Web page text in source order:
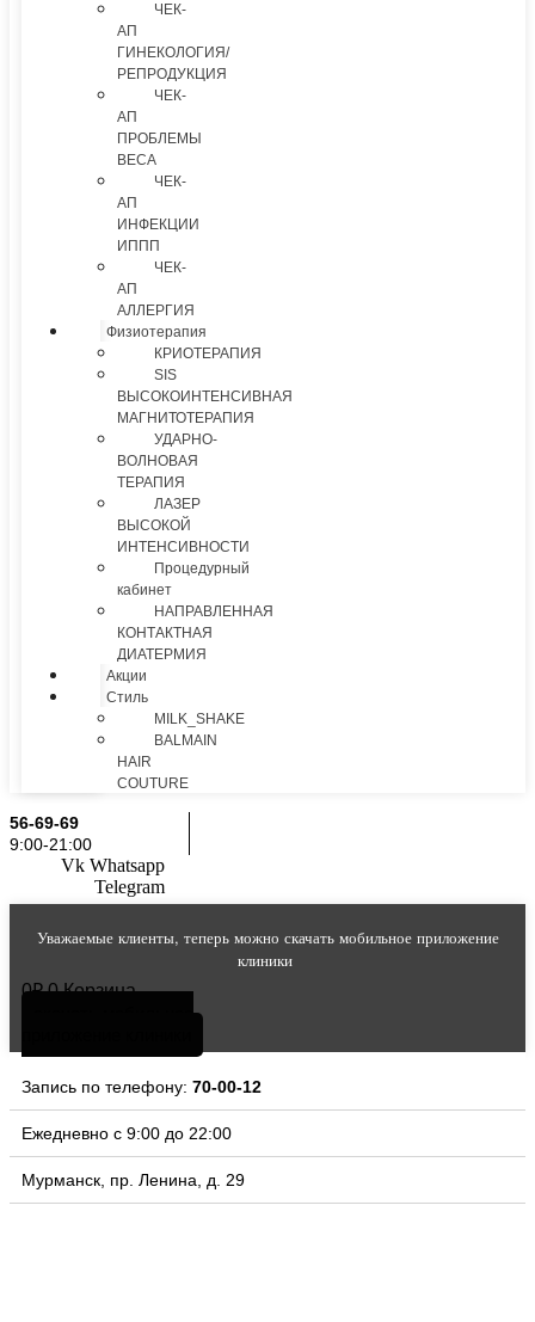
ЧЕК-
АП
ГИНЕКОЛОГИЯ/
РЕПРОДУКЦИЯ
ЧЕК-
АП
ПРОБЛЕМЫ
ВЕСА
ЧЕК-
АП
ИНФЕКЦИИ
ИППП
ЧЕК-
АП
АЛЛЕРГИЯ
Физиотерапия
КРИОТЕРАПИЯ
SIS
ВЫСОКОИНТЕНСИВНАЯ
МАГНИТОТЕРАПИЯ
УДАРНО-
ВОЛНОВАЯ
ТЕРАПИЯ
ЛАЗЕР
ВЫСОКОЙ
ИНТЕНСИВНОСТИ
Процедурный
кабинет
НАПРАВЛЕННАЯ
КОНТАКТНАЯ
ДИАТЕРМИЯ
Акции
Стиль
MILK_SHAKE
BALMAIN
HAIR
COUTURE
56-69-69
9:00-21:00
Vk Whatsapp
Telegram
Уважаемые клиенты, теперь можно скачать мобильное приложение
клиники
0₽ 0 Корзина
Запись по телефону: 70-00-12
Ежедневно с 9:00 до 22:00
Мурманск, пр. Ленина, д. 29